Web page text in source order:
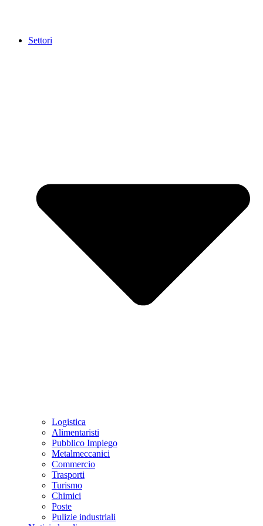
Settori
Logistica
Alimentaristi
Pubblico Impiego
Metalmeccanici
Commercio
Trasporti
Turismo
Chimici
Poste
Pulizie industriali